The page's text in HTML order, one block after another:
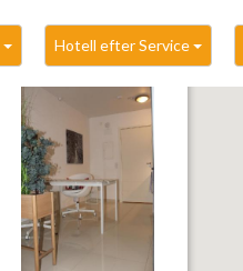
Hotell efter Service